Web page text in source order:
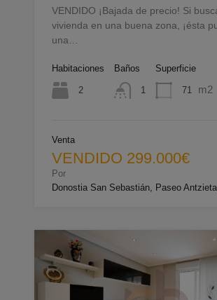
VENDIDO ¡Bajada de precio! Si
vivienda en una buena zona, ¡ésta
una…
Habitaciones
2
Baños
1
Superficie
71 m2
Venta
VENDIDO 299.000€
Por
Donostia San Sebastián, Paseo